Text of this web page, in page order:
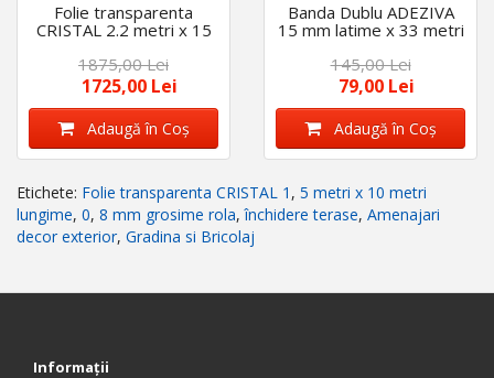
Folie transparenta
CRISTAL 2.2 metri x 15
grosime rola, închidere
terase
1875,00 Lei
1725,00 Lei
Adaugă în Coş
Banda Dublu ADEZIVA
15 mm latime x 33 metri
Transparenta, Prelata
145,00 Lei
79,00 Lei
Adaugă în Coş
Etichete: Folie transparenta CRISTAL 1 , 5 metri x 10 metri
lungime, 0, 8 mm grosime rola,închidere terase, Amenajari
decor exterior, Gradina si Bricolaj
Informaţii